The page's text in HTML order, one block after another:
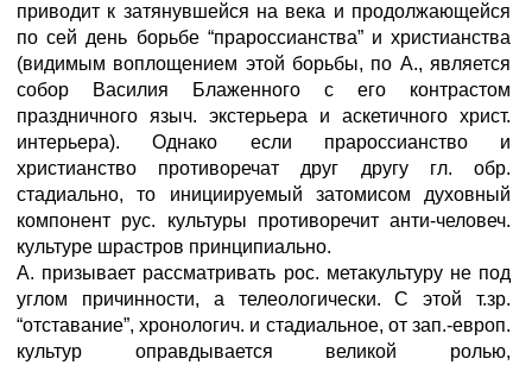
приводит к затянувшейся на века и продолжающейся
по сей день борьбе “прароссианства” и христианства
(видимым воплощением этой борьбы, по А., является
собор Василия Блаженного с его контрастом
праздничного языч. экстерьера и аскетичного христ.
интерьера). Однако если прароссианство и
христианство противоречат друг другу гл. обр.
стадиально, то инициируемый затомисом духовный
компонент рус. культуры противоречит анти-человеч.
культуре шрастров принципиально.
А. призывает рассматривать рос. метакультуру не под
углом причинности, а телеологически. С этой т.зр.
“отставание”, хронологич. и стадиальное, от зап.-европ.
культур оправдывается великой ролью,